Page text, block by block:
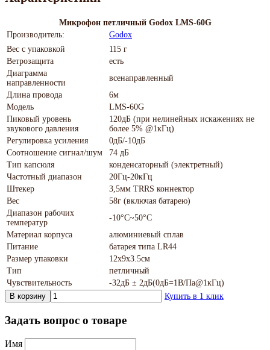
Микрофон петличный Godox LMS-60G
Производитель:
Godox
Вес с упаковкой
115 г
Ветрозащита
есть
Диаграмма
направленности
всенаправленный
Длина провода
6м
Модель
LMS-60G
Пиковый уровень
звукового давления
120дБ (при нелинейных искажениях не
более 5% @1кГц)
Регулировка усиления
0дБ/-10дБ
Соотношение сигнал/шум
74 дБ
Тип капсюля
конденсаторный (электретный)
Частотный диапазон
20Гц-20кГц
Штекер
3,5мм TRRS коннектор
Вес
58г (включая батарею)
Диапазон рабочих
температур
-10°C~50°C
Материал корпуса
алюминиевый сплав
Питание
батарея типа LR44
Размер упаковки
12х9х3.5см
Тип
петличный
Чувствительность
-32дБ ± 2дБ(0дБ=1В/Па@1кГц)
В корзину
Купить в 1 клик
Задать вопрос о товаре
Имя